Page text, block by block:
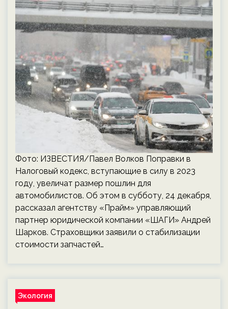
Фото: ИЗВЕСТИЯ/Павел Волков Поправки в
Налоговый кодекс, вступающие в силу в 2023
году, увеличат размер пошлин для
автомобилистов. Об этом в субботу, 24 декабря,
рассказал агентству «Прайм» управляющий
партнер юридической компании «ШАГИ» Андрей
Шарков. Страховщики заявили о стабилизации
стоимости запчастей…
Экология